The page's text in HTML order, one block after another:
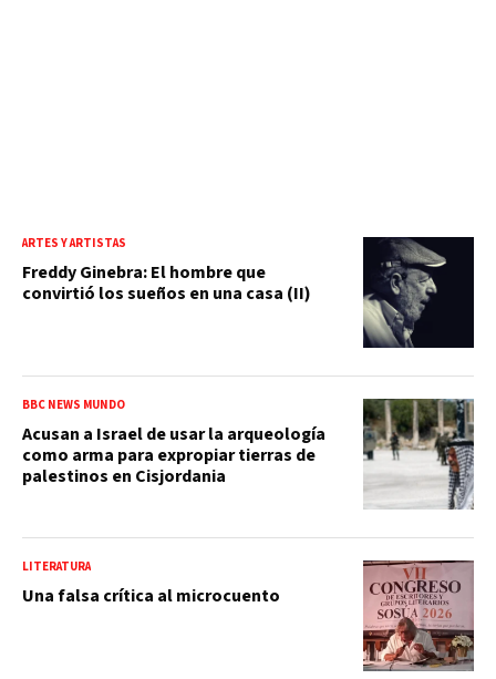
ARTES Y ARTISTAS
Freddy Ginebra: El hombre que
convirtió los sueños en una casa (II)
BBC NEWS MUNDO
Acusan a Israel de usar la arqueología
como arma para expropiar tierras de
palestinos en Cisjordania
LITERATURA
Una falsa crítica al microcuento